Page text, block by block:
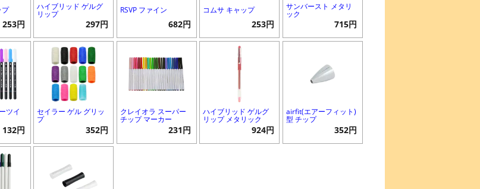
253円
ハイブリッド ゲルグ
リップ
297円
RSVP ファイン
682円
コムサ キャップ
253円
サンバースト メタリ
ック
715円
ツイ
132円
セイラー ゲル グリッ
プ
352円
クレイオラ スーパー
チップ マーカー
231円
ハイブリッド ゲルグ
リップ メタリック
924円
airfit(エアーフィット)
型 チップ
352円